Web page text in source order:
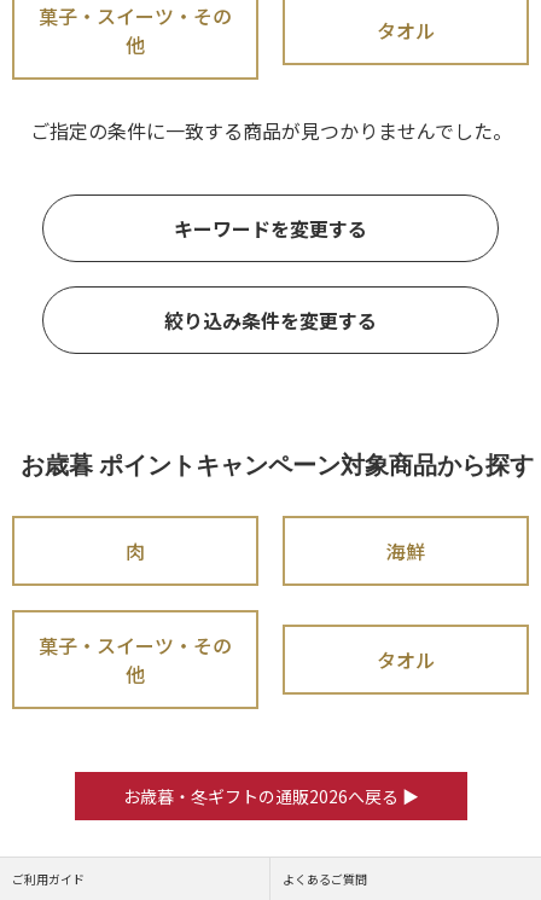
菓子・スイーツ・その
他
タオル
ご指定の条件に一致する商品が見つかりませんでした。
キーワードを変更する
絞り込み条件を変更する
お歳暮 ポイントキャンペーン対象商品から探す
肉 海鮮
菓子・スイーツ・その
他
タオル
お歳暮・冬ギフトの通販2026へ戻る ▶
ご利用ガイド よくあるご質問